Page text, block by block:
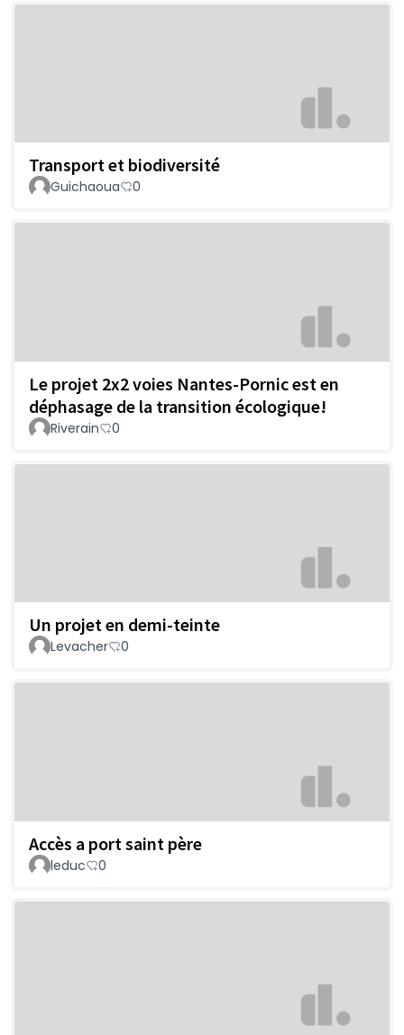
Transport et biodiversité
Guichaoua 0
Le projet 2x2 voies Nantes-Pornic est en
déphasage de la transition écologique!
Riverain 0
Un projet en demi-teinte
Levacher 0
Accès a port saint père
leduc 0